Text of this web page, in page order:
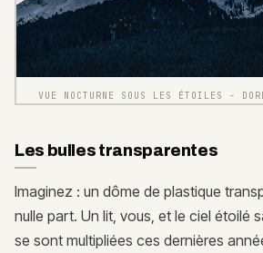
VUE NOCTURNE SOUS LES ÉTOILES -
Les bulles transparentes
Imaginez : un dôme de plastique
nulle part. Un lit, vous, et le ciel étoilé
se sont multipliées ces dernières